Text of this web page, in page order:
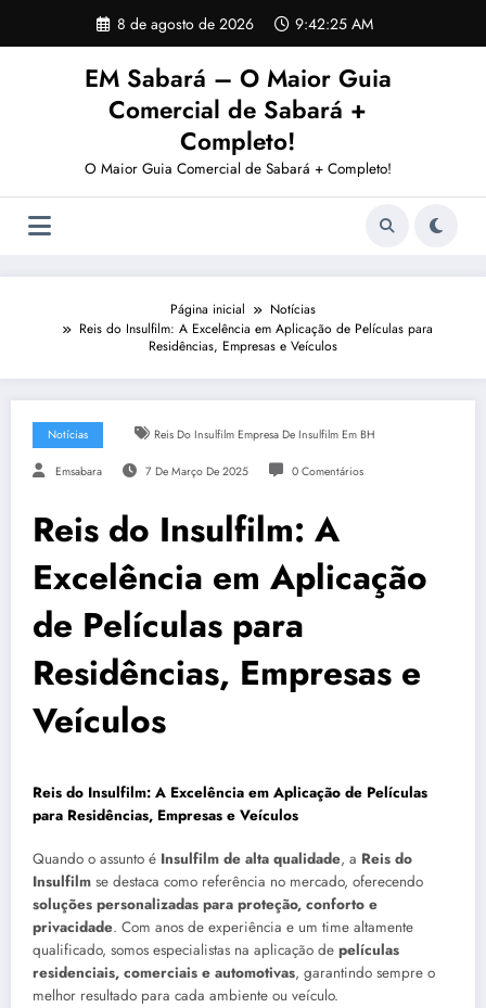
o
8 de agosto de 2026 9:42:26 AM
EM Sabará – O Maior Guia
Comercial de Sabará +
Completo!
O Maior Guia Comercial de Sabará + Completo!
Página inicial
Notícias
Reis do Insulfilm: A Excelência em Aplicação de Películas para
Residências, Empresas e Veículos
Notícias Reis Do Insulfilm Empresa De Insulfilm Em BH
Emsabara 7 De Março De 2025 0 Comentários
Reis do Insulfilm: A
Excelência em Aplicação
de Películas para
Residências, Empresas e
Veículos
Reis do Insulfilm: A Excelência em Aplicação de Películas
para Residências, Empresas e Veículos
Quando o assunto é Insulfilm de alta qualidade, a Reis do
Insulfilm se destaca como referência no mercado, oferecendo
soluções personalizadas para proteção, conforto e
privacidade. Com anos de experiência e um time altamente
qualificado, somos especialistas na aplicação de películas
residenciais, comerciais e automotivas, garantindo sempre o
melhor resultado para cada ambiente ou veículo.